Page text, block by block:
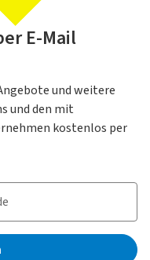
E-Mail
und weitere
und den mit
kostenlos per